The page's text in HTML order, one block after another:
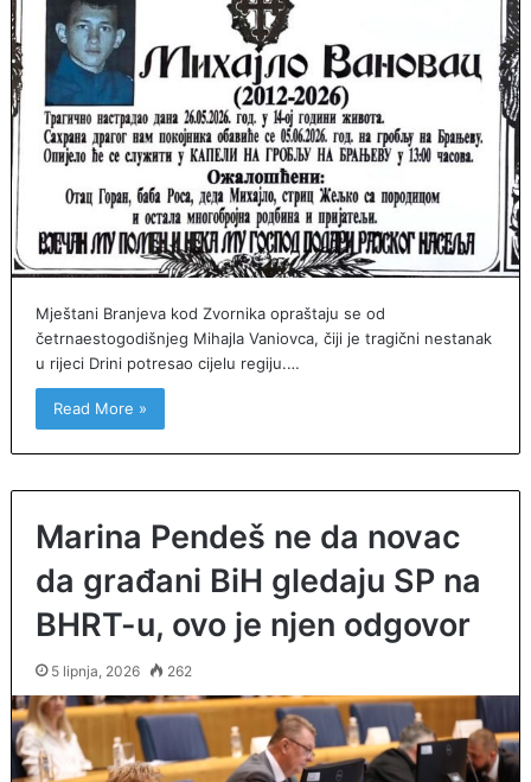
Mještani Branjeva kod Zvornika opraštaju se od
četrnaestogodišnjeg Mihajla Vaniovca, čiji je tragični nestanak
u rijeci Drini potresao cijelu regiju.…
Read More »
Marina Pendeš ne da novac
da građani BiH gledaju SP na
BHRT-u, ovo je njen odgovor
5 lipnja, 2026 262